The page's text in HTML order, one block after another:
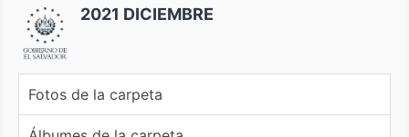
2021 DICIEMBRE
Fotos de la carpeta